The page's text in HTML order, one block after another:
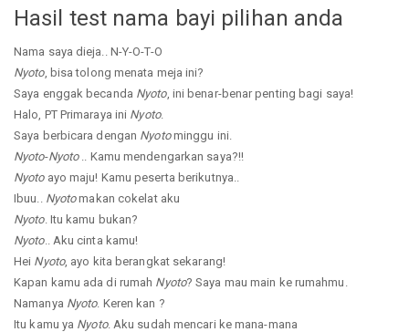
Hasil test nama bayi pilihan anda
Nama saya dieja.. N-Y-O-T-O
Nyoto, bisa tolong menata meja ini?
Saya enggak becanda Nyoto, ini benar-benar penting bagi saya!
Halo, PT Primaraya ini Nyoto.
Saya berbicara dengan Nyotominggu ini.
Nyoto-Nyoto.. Kamu mendengarkan saya?!!
Nyotoayo maju! Kamu peserta berikutnya..
Ibuu.. Nyotomakan cokelat aku
Nyoto. Itu kamu bukan?
Nyoto.. Aku cinta kamu!
Hei Nyoto, ayo kita berangkat sekarang!
Kapan kamu ada di rumah Nyoto? Saya mau main ke rumahmu.
Namanya Nyoto. Keren kan ?
Itu kamu ya Nyoto. Aku sudah mencari ke mana-mana